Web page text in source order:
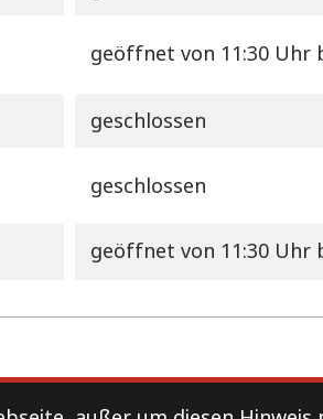
geöffnet von 11:30 Uhr
geschlossen
geschlossen
geöffnet von 11:30 Uhr